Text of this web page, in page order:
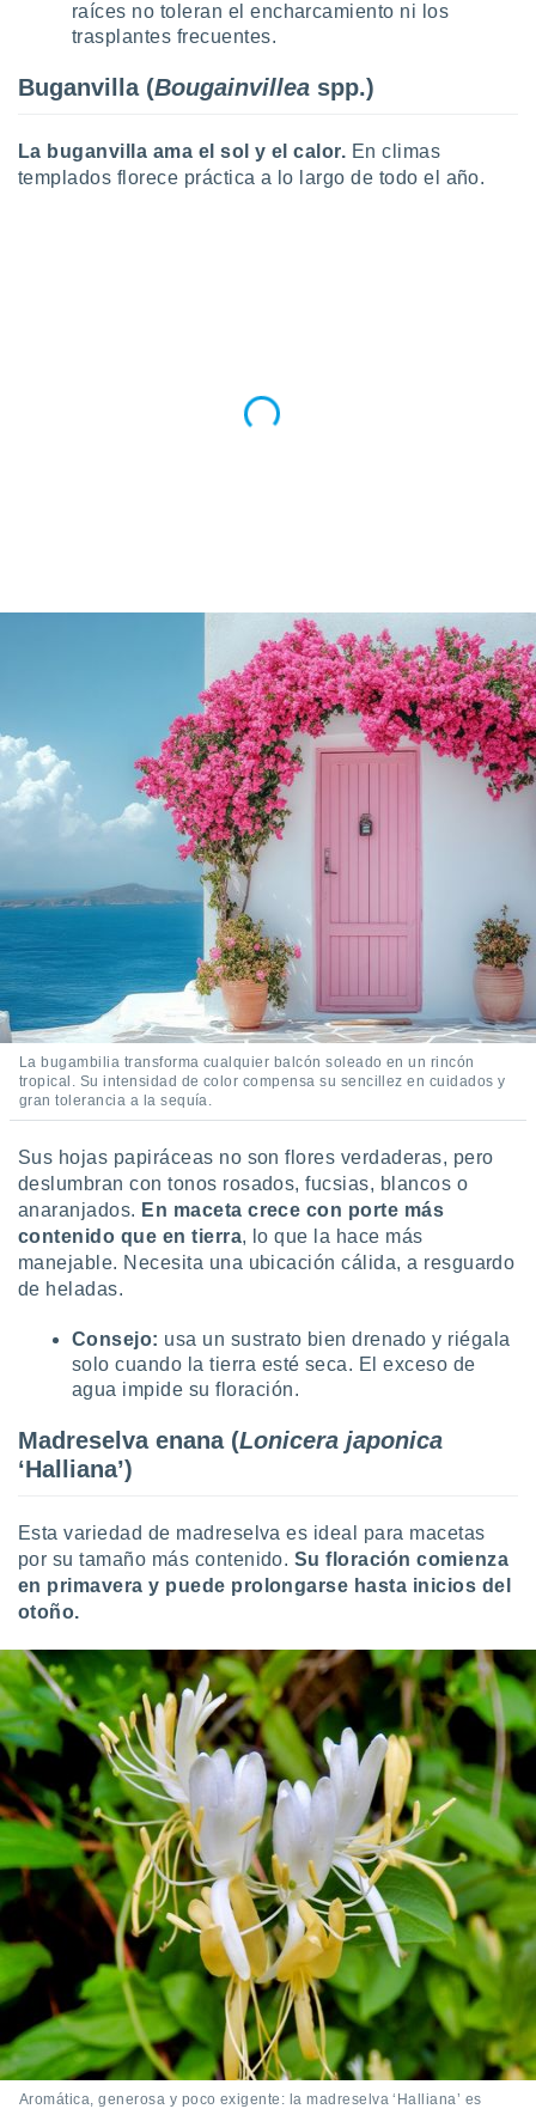
e
publicidad
raíces no toleran el encharcamiento ni los
trasplantes frecuentes.
Buganvilla (Bougainvillea spp.)
La buganvilla ama el sol y el calor. En climas
templados florece práctica a lo largo de todo el año.
La bugambilia transforma cualquier balcón soleado en un rincón
tropical. Su intensidad de color compensa su sencillez en cuidados y
gran tolerancia a la sequía.
Sus hojas papiráceas no son flores verdaderas, pero
deslumbran con tonos rosados, fucsias, blancos o
anaranjados. En maceta crece con porte más
contenido que en tierra, lo que la hace más
manejable. Necesita una ubicación cálida, a resguardo
de heladas.
Consejo: usa un sustrato bien drenado y riégala
solo cuando la tierra esté seca. El exceso de
agua impide su floración.
Madreselva enana (Lonicera japonica
‘Halliana’)
Esta variedad de madreselva es ideal para macetas
por su tamaño más contenido. Su floración comienza
en primavera y puede prolongarse hasta inicios del
otoño.
Aromática, generosa y poco exigente: la madreselva ‘Halliana’ es